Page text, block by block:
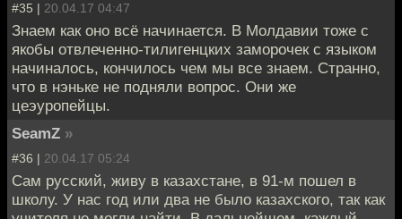
#35 | 20.04.17 04:47
Знаем как оно всё начинается. В Молдавии тоже с
якобы отвлеченно-тилигенцких заморочек с языком
начиналось, кончилось чем мы все знаем. Странно,
что в нэньке не подняли вопрос. Они же
цеэуропейцы.
SeamZ »
#36 | 20.04.17 05:24
Сам русский, живу в казахстане, в 91-м пошел в
школу. У нас год или два не было казахского, так как